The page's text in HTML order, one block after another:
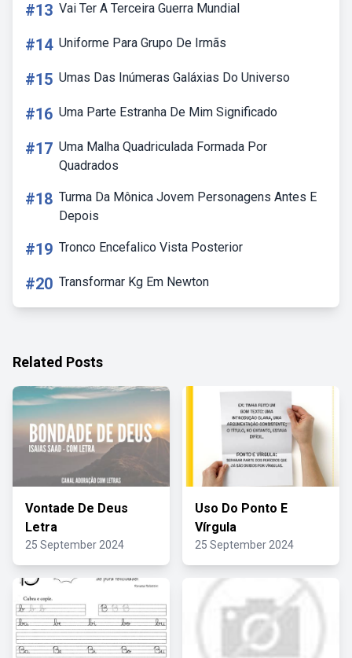
#13 Vai Ter A Terceira Guerra Mundial
#14 Uniforme Para Grupo De Irmãs
#15 Umas Das Inúmeras Galáxias Do Universo
#16 Uma Parte Estranha De Mim Significado
#17 Uma Malha Quadriculada Formada Por
Quadrados
#18 Turma Da Mônica Jovem Personagens Antes E
Depois
#19 Tronco Encefalico Vista Posterior
#20 Transformar Kg Em Newton
Related Posts
Vontade De Deus
Letra
25 September 2024
Uso Do Ponto E
Vírgula
25 September 2024